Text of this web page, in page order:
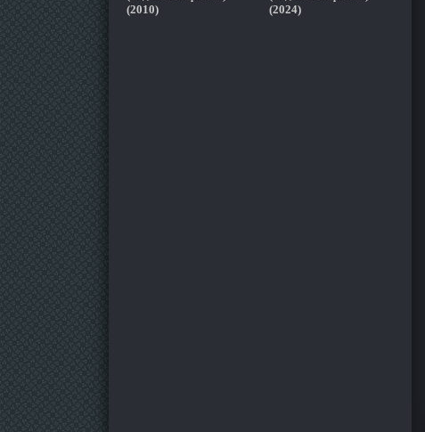
(2010)
(2024)